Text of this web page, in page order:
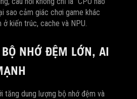
sao cảm giác chơi game khác
ở kiến trúc, cache và NPU.
BỘ NHỚ ĐỆM LỚN, AI
tăng dung lượng bộ nhớ đệm và